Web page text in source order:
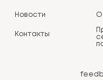
Новости
Контакты